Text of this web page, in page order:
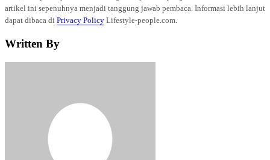
artikel ini sepenuhnya menjadi tanggung jawab pembaca. Informasi lebih lanjut
dapat dibaca di Privacy Policy Lifestyle-people.com.
Written By